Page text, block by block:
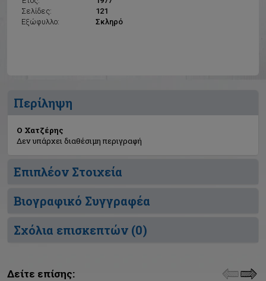
Σελίδες:
121
Εξώφυλλο:
Σκληρό
Περίληψη
Ο Χατζέρης
Δεν υπάρχει διαθέσιμη περιγραφή
Επιπλέον Στοιχεία
Βιογραφικό Συγγραφέα
Σχόλια επισκεπτών (0)
Δείτε επίσης: